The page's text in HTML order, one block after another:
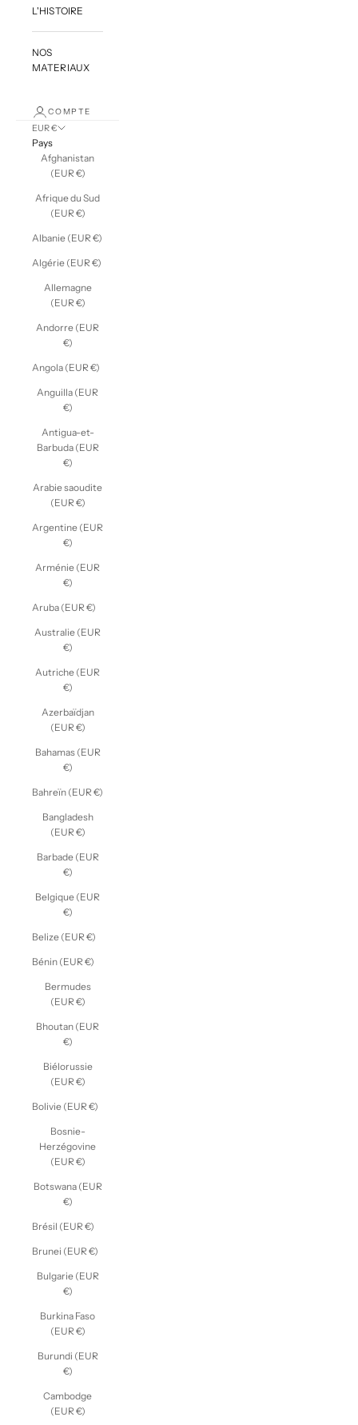
L'HISTOIRE
NOS
MATERIAUX
COMPTE
EUR €
Pays
Afghanistan
(EUR €)
Afrique du Sud
(EUR €)
Albanie (EUR €)
Algérie (EUR €)
Allemagne
(EUR €)
Andorre (EUR
€)
Angola (EUR €)
Anguilla (EUR
€)
Antigua-et-
Barbuda (EUR
€)
Arabie saoudite
(EUR €)
Argentine (EUR
€)
Arménie (EUR
€)
Aruba (EUR €)
Australie (EUR
€)
Autriche (EUR
€)
Azerbaïdjan
(EUR €)
Bahamas (EUR
€)
Bahreïn (EUR €)
Bangladesh
(EUR €)
Barbade (EUR
€)
Belgique (EUR
€)
Belize (EUR €)
Bénin (EUR €)
Bermudes
(EUR €)
Bhoutan (EUR
€)
Biélorussie
(EUR €)
Bolivie (EUR €)
Bosnie-
Herzégovine
(EUR €)
Botswana (EUR
€)
Brésil (EUR €)
Brunei (EUR €)
Bulgarie (EUR
€)
Burkina Faso
(EUR €)
Burundi (EUR
€)
Cambodge
(EUR €)